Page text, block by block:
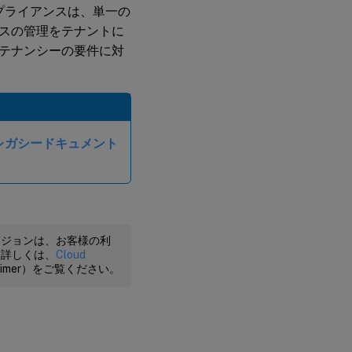
イアンスは、単一の
の管理をテナントに
ナンシーの要件に対
シードキュメント
ョンは、お客様の利
しくは、 Cloud
）をご覧ください。